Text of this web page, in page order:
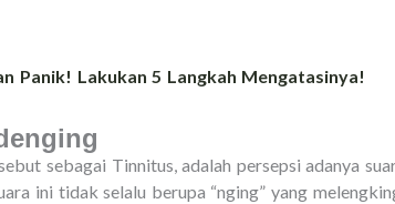
Panik! Lakukan 5 Langkah Mengatasinya!
sebagai Tinnitus, adalah persepsi adanya
ini tidak selalu berupa “nging” yang